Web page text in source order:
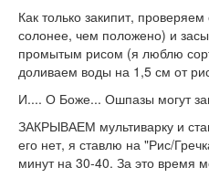
Как только закипит,
солонее, чем положено) и
промытым рисом (я люблю
доливаем воды на 1,5 см от
И.... О Боже... Ошпазы могут
ЗАКРЫВАЕМ мультиварку и
его нет, я ставлю на "Рис/
минут на 30-40. За это время